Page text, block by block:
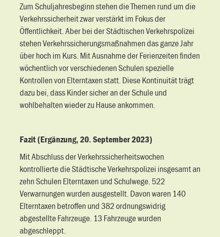
Zum Schuljahresbeginn stehen die Themen rund um die
Verkehrssicherheit zwar verstärkt im Fokus der
Öffentlichkeit. Aber bei der Städtischen Verkehrspolizei
stehen Verkehrssicherungsmaßnahmen das ganze Jahr
über hoch im Kurs. Mit Ausnahme der Ferienzeiten finden
wöchentlich vor verschiedenen Schulen spezielle
Kontrollen von Elterntaxen statt. Diese Kontinuität trägt
dazu bei, dass Kinder sicher an der Schule und
wohlbehalten wieder zu Hause ankommen.
Fazit (Ergänzung, 20. September 2023)
Mit Abschluss der Verkehrssicherheitswochen
kontrollierte die Städtische Verkehrspolizei insgesamt an
zehn Schulen Elterntaxen und Schulwege. 522
Verwarnungen wurden ausgestellt. Davon waren 140
Elterntaxen betroffen und 382 ordnungswidrig
abgestellte Fahrzeuge. 13 Fahrzeuge wurden
abgeschleppt.